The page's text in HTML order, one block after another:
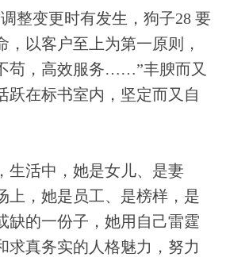
整变更时有发生，狗子28 要
，以客户至上为第一原则，
苟，高效服务……”丰腴而又
跃在标书室内，坚定而又自
生活中，她是女儿、是妻
上，她是员工、是榜样，是
缺的一份子，她用自己雷霆
求真务实的人格魅力，努力